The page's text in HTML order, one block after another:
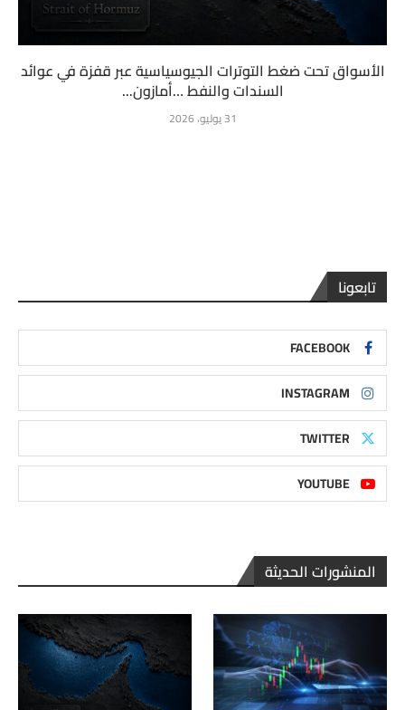
الأسواق تحت ضغط التوترات الجيوسياسية عبر قفزة في عوائد
السندات والنفط …أمازون...
31 يوليو، 2026
تابعونا
FACEBOOK
INSTAGRAM
TWITTER
YOUTUBE
المنشورات الحديثة